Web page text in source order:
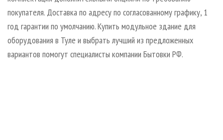
покупателя. Доставка по адресу по согласованному графику, 1
год гарантии по умолчанию. Купить модульное здание для
оборудования в Туле и выбрать лучший из предложенных
вариантов помогут специалисты компании Бытовки РФ.